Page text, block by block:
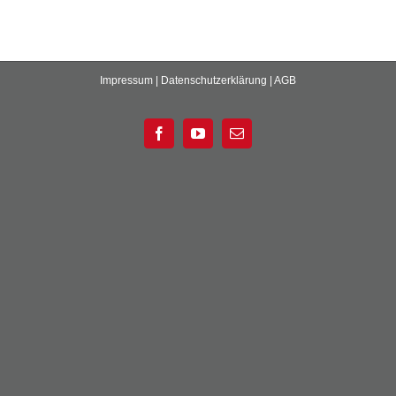
Impressum | Datenschutzerklärung | AGB
FacebookYouTube
E-
Mail